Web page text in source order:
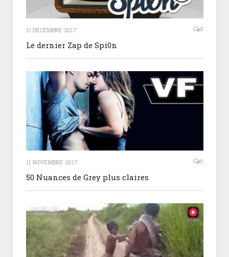
11 DÉCEMBRE 2017 0
Le dernier Zap de Spi0n
11 NOVEMBRE 2017 0
50 Nuances de Grey plus claires